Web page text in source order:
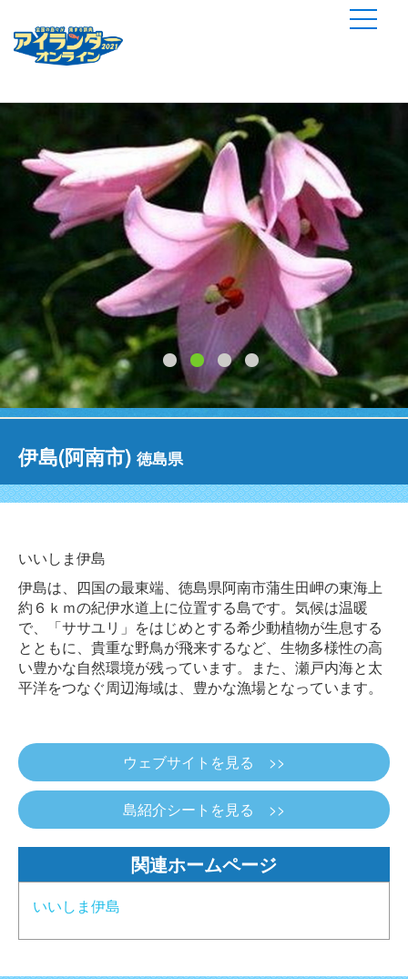
ふるさと納税
しまっちんぐ
1 2 3 4
伊島(阿南市) 徳島県
いいしま伊島
伊島は、四国の最東端、徳島県阿南市蒲生田岬の東海上
約６ｋｍの紀伊水道上に位置する島です。気候は温暖
で、「ササユリ」をはじめとする希少動植物が生息する
とともに、貴重な野鳥が飛来するなど、生物多様性の高
い豊かな自然環境が残っています。また、瀬戸内海と太
平洋をつなぐ周辺海域は、豊かな漁場となっています。
ウェブサイトを見る >>
島紹介シートを見る >>
関連ホームページ
いいしま伊島